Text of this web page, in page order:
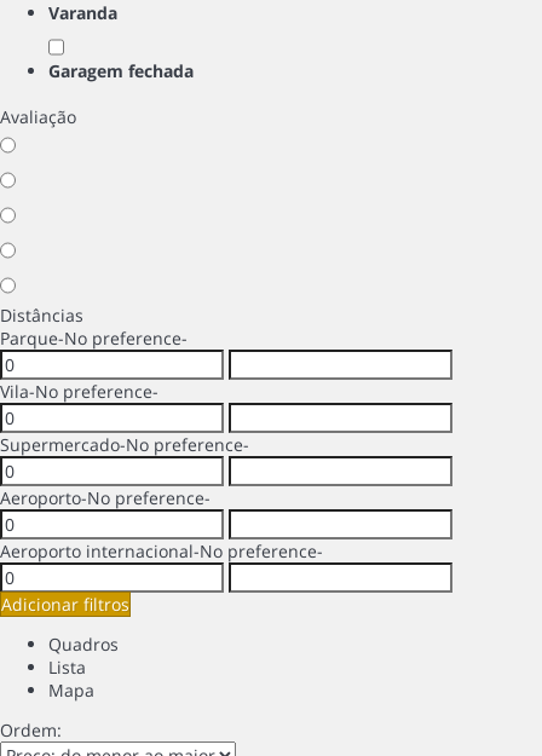
Varanda
Garagem fechada
Avaliação
Distâncias
Parque-No preference-
Vila-No preference-
Supermercado-No preference-
Aeroporto-No preference-
Aeroporto internacional-No preference-
Adicionar filtros
Quadros
Lista
Mapa
Ordem: